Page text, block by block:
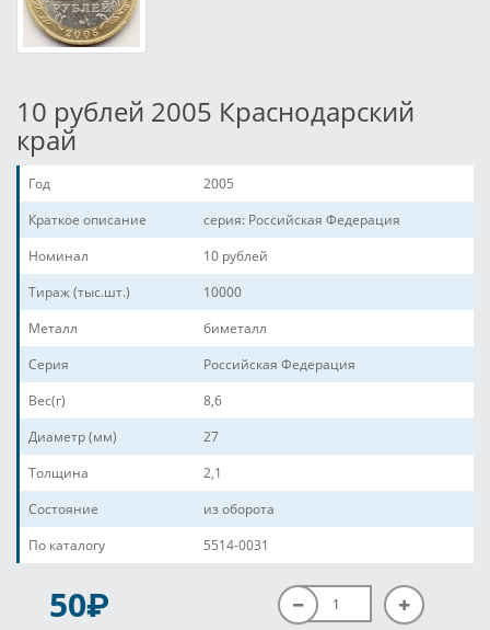
10 рублей 2005 Краснодарский
край
Год
2005
Краткое описание
серия: Российская Федерация
Номинал
10 рублей
Тираж (тыс.шт.)
10000
Металл
биметалл
Серия
Российская Федерация
Вес(г)
8,6
Диаметр (мм)
27
Толщина
2,1
Состояние
из оборота
По каталогу
5514-0031
50P